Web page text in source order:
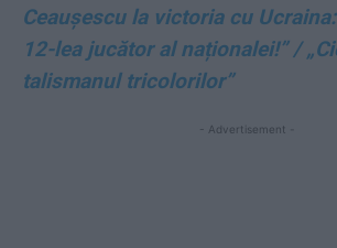
Ceaușescu la victoria cu
12-lea jucător al naționalei!” /
talismanul tricolorilor”
- Advertisement -